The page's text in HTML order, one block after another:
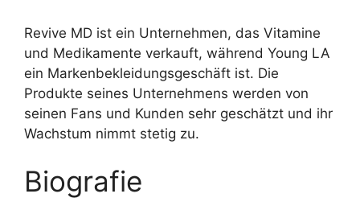
Revive MD ist ein Unternehmen, das Vitamine
und Medikamente verkauft, während Young LA
ein Markenbekleidungsgeschäft ist. Die
Produkte seines Unternehmens werden von
seinen Fans und Kunden sehr geschätzt und ihr
Wachstum nimmt stetig zu.
Biografie